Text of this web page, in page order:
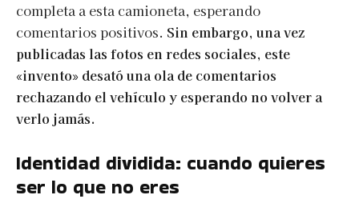
completa a esta camioneta, esperando
comentarios positivos. Sin embargo, una vez
publicadas las fotos en redes sociales, este
«invento» desató una ola de comentarios
rechazando el vehículo y esperando no volver a
verlo jamás.
Identidad dividida: cuando quieres
ser lo que no eres